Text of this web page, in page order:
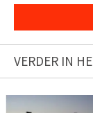
VERDER IN